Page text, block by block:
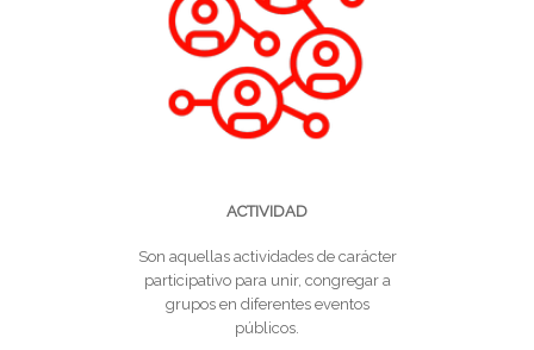
ACTIVIDAD
Son aquellas actividades de carácter
participativo para unir, congregar a
grupos en diferentes eventos
públicos.